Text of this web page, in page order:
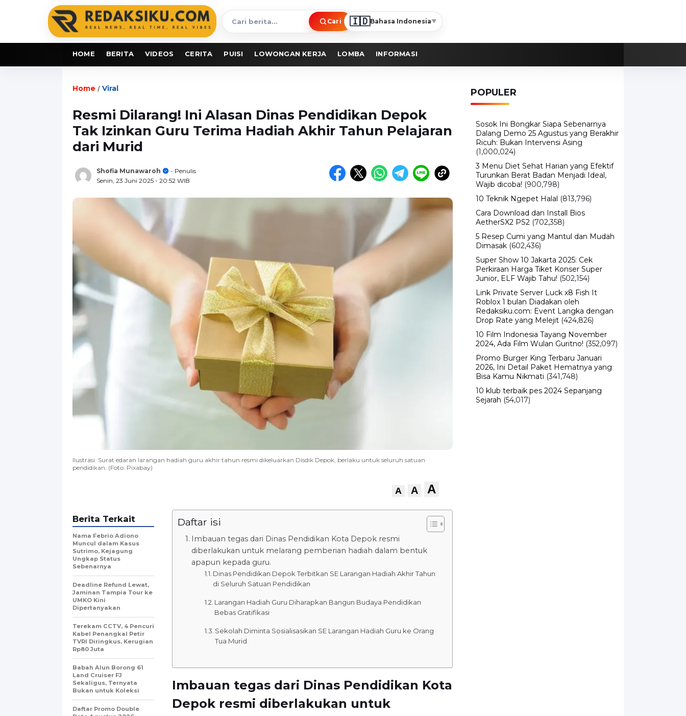
Cari
berita
Cari 🇮🇩Bahasa Indonesia▼
HOME BERITA VIDEOS CERITA PUISI LOWONGAN KERJA LOMBA INFORMASI
Home / Viral
Resmi Dilarang! Ini Alasan Dinas Pendidikan Depok
Tak Izinkan Guru Terima Hadiah Akhir Tahun Pelajaran
dari Murid
Shofia Munawaroh
- Penulis
Senin, 23 Juni 2025 - 20:52 WIB
Ilustrasi. Surat edaran larangan hadiah guru akhir tahun resmi dikeluarkan Disdik Depok, berlaku untuk seluruh satuan
pendidikan. (Foto: Pixabay)
A A A
Daftar isi
Imbauan tegas dari Dinas Pendidikan Kota Depok resmi
diberlakukan untuk melarang pemberian hadiah dalam bentuk
apapun kepada guru.
Dinas Pendidikan Depok Terbitkan SE Larangan Hadiah Akhir Tahun
di Seluruh Satuan Pendidikan
Larangan Hadiah Guru Diharapkan Bangun Budaya Pendidikan
Bebas Gratifikasi
Sekolah Diminta Sosialisasikan SE Larangan Hadiah Guru ke Orang
Tua Murid
Imbauan tegas dari Dinas Pendidikan Kota
Depok resmi diberlakukan untuk
Berita Terkait
Nama Febrio Adiono
Muncul dalam Kasus
Sutrimo, Kejagung
Ungkap Status
Sebenarnya
Deadline Refund Lewat,
Jaminan Tampia Tour ke
UMKO Kini
Dipertanyakan
Terekam CCTV, 4 Pencuri
Kabel Penangkal Petir
TVRI Diringkus, Kerugian
Rp80 Juta
Babah Alun Borong 61
Land Cruiser FJ
Sekaligus, Ternyata
Bukan untuk Koleksi
Daftar Promo Double
POPULER
Sosok Ini Bongkar Siapa Sebenarnya
Dalang Demo 25 Agustus yang Berakhir
Ricuh: Bukan Intervensi Asing
(1,000,024)
3 Menu Diet Sehat Harian yang Efektif
Turunkan Berat Badan Menjadi Ideal,
Wajib dicoba! (900,798)
10 Teknik Ngepet Halal (813,796)
Cara Download dan Install Bios
AetherSX2 PS2 (702,358)
5 Resep Cumi yang Mantul dan Mudah
Dimasak (602,436)
Super Show 10 Jakarta 2025: Cek
Perkiraan Harga Tiket Konser Super
Junior, ELF Wajib Tahu! (502,154)
Link Private Server Luck x8 Fish It
Roblox 1 bulan Diadakan oleh
Redaksiku.com: Event Langka dengan
Drop Rate yang Melejit (424,826)
10 Film Indonesia Tayang November
2024, Ada Film Wulan Guritno! (352,097)
Promo Burger King Terbaru Januari
2026, Ini Detail Paket Hematnya yang
Bisa Kamu Nikmati (341,748)
10 klub terbaik pes 2024 Sepanjang
Sejarah (54,017)